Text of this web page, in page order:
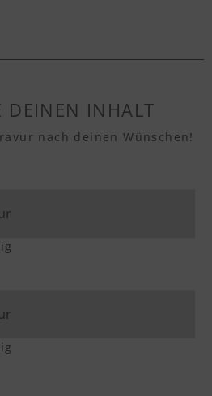
DEINEN INHALT
nach deinen Wünschen!